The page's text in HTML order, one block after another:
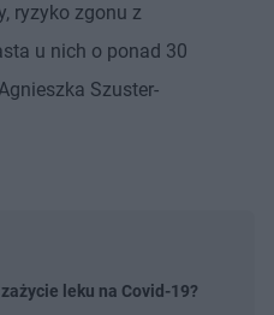
ryzyko zgonu z
u nich o ponad 30
Szuster-
leku na Covid-19?